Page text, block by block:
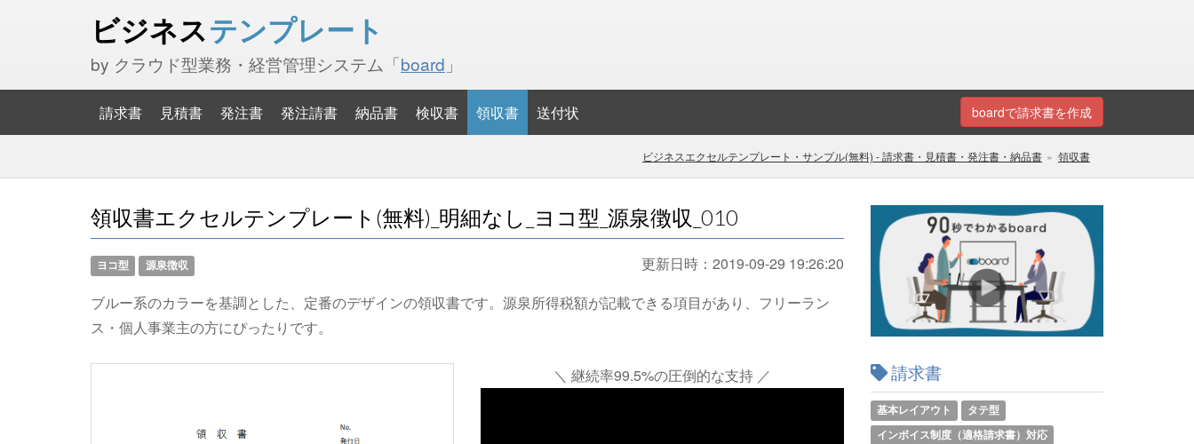
ビジネステンプレート
by クラウド型業務・経営管理システム「board 」
boardで請求書を作成
請求書 見積書 発注書 発注請書 納品書 検収書 領収書 送付状
ビジネスエクセルテンプレート・サンプル(無料) - 請求書・見積書・発注書・納品書 領収書
領収書エクセルテンプレート(無料)_明細なし_ヨコ型_源泉徴収_010
ヨコ型 源泉徴収 更新日時： 2019-09-29 19:26:20
ブルー系のカラーを基調とした、定番のデザインの領収書です。源泉所得税額が記載できる項目があり、フリーラン
ス・個人事業主の方にぴったりです。
＼ 継続率99.5%の圧倒的な支持 ／ 請求書
基本レイアウト
タテ型
インボイス制度（適格請求書）対応